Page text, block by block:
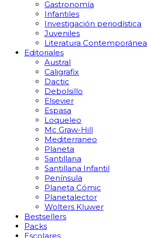
Gastronomía
Infantiles
Investigación periodística
Juveniles
Literatura Contemporánea
Editoriales
Austral
Caligrafix
Dactic
Debolsillo
Elsevier
Espasa
Loqueleo
Mc Graw-Hill
Mediterraneo
Planeta
Santillana
Santillana Infantil
Península
Planeta Cómic
Planetalector
Wolters Kluwer
Bestsellers
Packs
Escolares